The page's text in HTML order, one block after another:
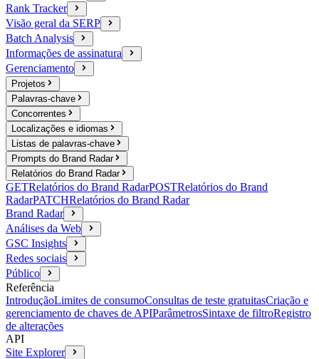
Rank Tracker
Visão geral da SERP
Batch Analysis
Informações de assinatura
Gerenciamento
Projetos
Palavras-chave
Concorrentes
Localizações e idiomas
Listas de palavras-chave
Prompts do Brand Radar
Relatórios do Brand Radar
GETRelatórios do Brand RadarPOSTRelatórios do Brand
RadarPATCHRelatórios do Brand Radar
Brand Radar
Análises da Web
GSC Insights
Redes sociais
Público
Referência
IntroduçãoLimites de consumoConsultas de teste gratuitasCriação e
gerenciamento de chaves de APIParâmetrosSintaxe de filtroRegistro
de alterações
API
Site Explorer